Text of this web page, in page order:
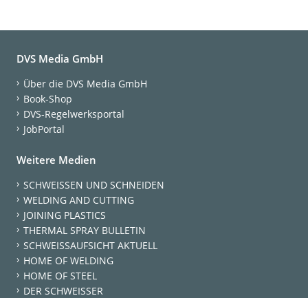
DVS Media GmbH
Über die DVS Media GmbH
Book-Shop
DVS-Regelwerksportal
JobPortal
Weitere Medien
SCHWEISSEN UND SCHNEIDEN
WELDING AND CUTTING
JOINING PLASTICS
THERMAL SPRAY BULLETIN
SCHWEISSAUFSICHT AKTUELL
HOME OF WELDING
HOME OF STEEL
DER SCHWEISSER